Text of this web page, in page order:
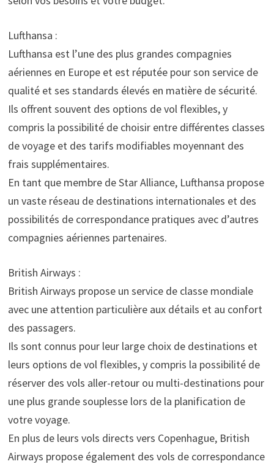
Lufthansa :
Lufthansa est l’une des plus grandes compagnies
aériennes en Europe et est réputée pour son service de
qualité et ses standards élevés en matière de sécurité.
Ils offrent souvent des options de vol flexibles, y
compris la possibilité de choisir entre différentes classes
de voyage et des tarifs modifiables moyennant des
frais supplémentaires.
En tant que membre de Star Alliance, Lufthansa propose
un vaste réseau de destinations internationales et des
possibilités de correspondance pratiques avec d’autres
compagnies aériennes partenaires.
British Airways :
British Airways propose un service de classe mondiale
avec une attention particulière aux détails et au confort
des passagers.
Ils sont connus pour leur large choix de destinations et
leurs options de vol flexibles, y compris la possibilité de
réserver des vols aller-retour ou multi-destinations pour
une plus grande souplesse lors de la planification de
votre voyage.
En plus de leurs vols directs vers Copenhague, British
Airways propose également des vols de correspondance